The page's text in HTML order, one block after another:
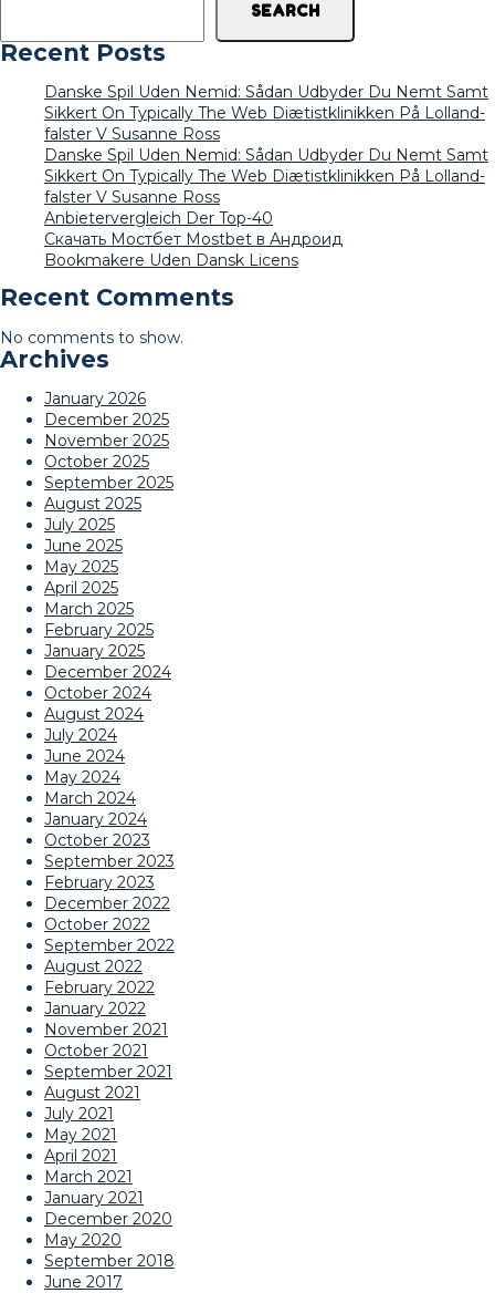
SEARCH
Recent Posts
Danske Spil Uden Nemid: Sådan Udbyder Du Nemt Samt
Sikkert On Typically The Web Diætistklinikken På Lolland-
falster V Susanne Ross
Danske Spil Uden Nemid: Sådan Udbyder Du Nemt Samt
Sikkert On Typically The Web Diætistklinikken På Lolland-
falster V Susanne Ross
Anbietervergleich Der Top-40
Скачать Мостбет Mostbet в Андроид
Bookmakere Uden Dansk Licens
Recent Comments
No comments to show.
Archives
January 2026
December 2025
November 2025
October 2025
September 2025
August 2025
July 2025
June 2025
May 2025
April 2025
March 2025
February 2025
January 2025
December 2024
October 2024
August 2024
July 2024
June 2024
May 2024
March 2024
January 2024
October 2023
September 2023
February 2023
December 2022
October 2022
September 2022
August 2022
February 2022
January 2022
November 2021
October 2021
September 2021
August 2021
July 2021
May 2021
April 2021
March 2021
January 2021
December 2020
May 2020
September 2018
June 2017